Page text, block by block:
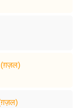
(ग़ज़ल)